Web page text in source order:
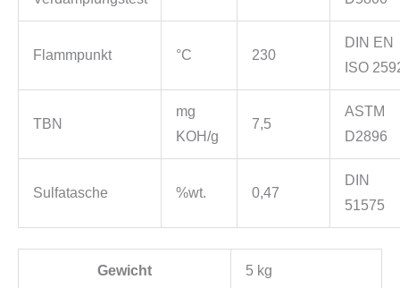
Flammpunkt °C 230
DIN EN
ISO
TBN
mg
KOH/g
7,5
ASTM
D2896
Sulfatasche %wt. 0,47
DIN
51575
Gewicht 5 kg